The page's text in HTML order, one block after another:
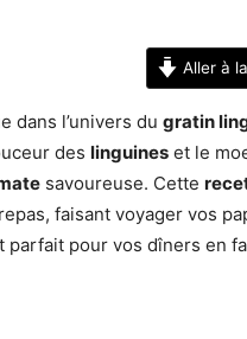
Aller à
dans l’univers du gratin
des linguines et le
savoureuse. Cette
faisant voyager vos
parfait pour vos dîners en